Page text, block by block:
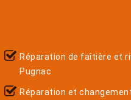
Réparation de faîtière et
Pugnac
Réparation et